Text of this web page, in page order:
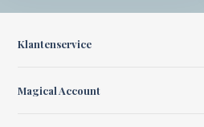
Klantenservice
Magical Account